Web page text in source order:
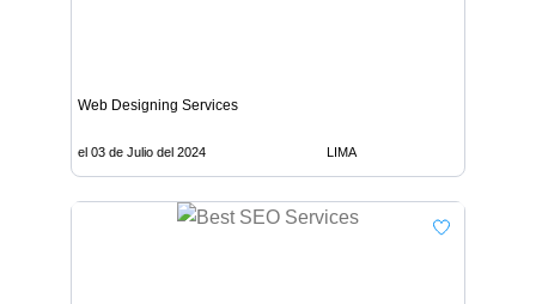
Web Designing Services
el 03 de Julio del 2024 LIMA